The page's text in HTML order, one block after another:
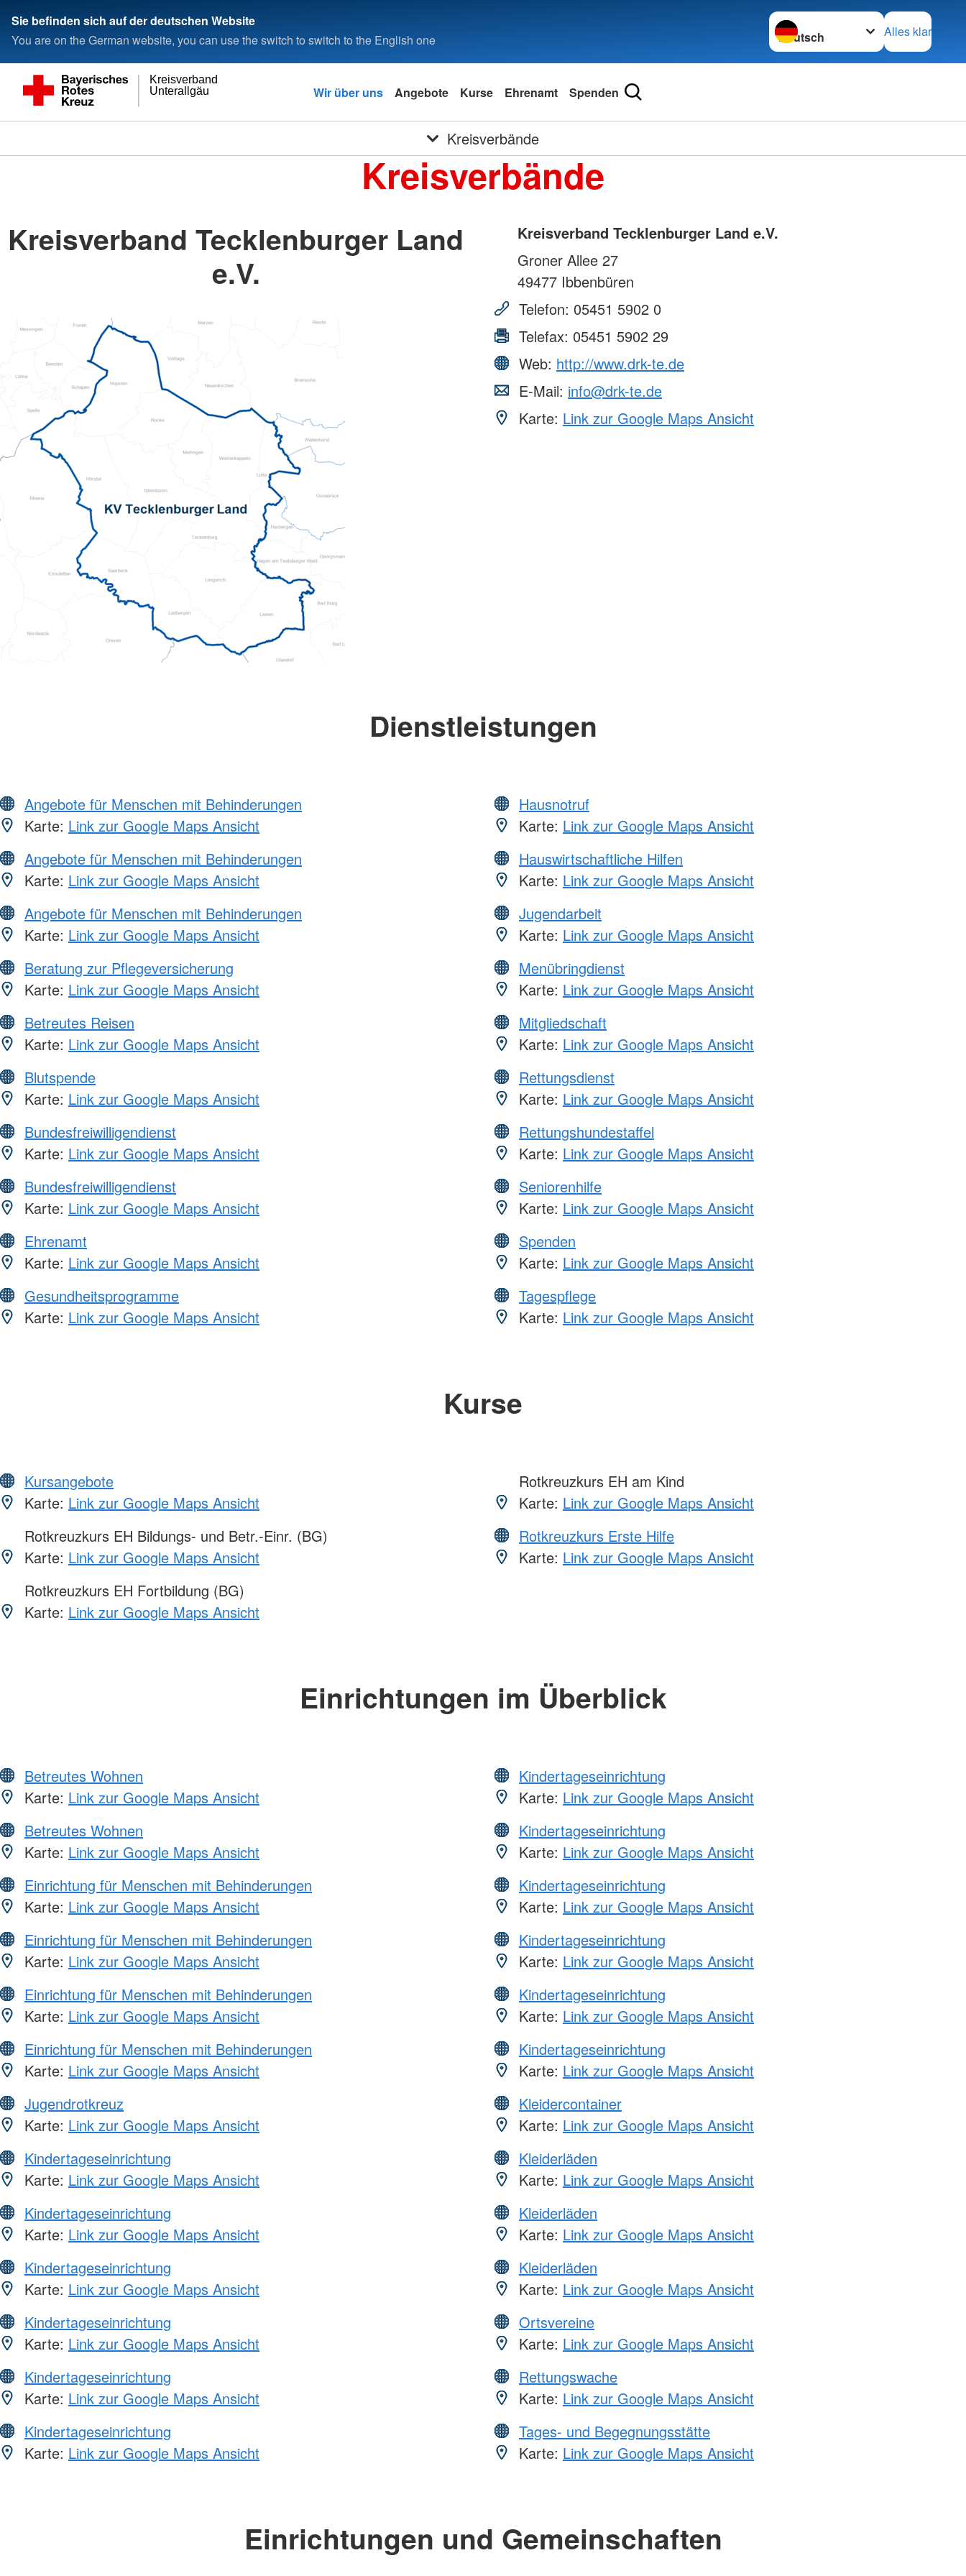
Sie befinden sich auf der deutschen Website
You are on the German website, you can use the switch to switch to the English one
Sprache wechseln zu
Alles klar
Unterallgäu
Kreisverband
Wir über uns Angebote Kurse Ehrenamt Spenden
Kreisverbände
Kreisverbände
Kreisverband Tecklenburger Land
e.V.
Kreisverband Tecklenburger Land e.V.
Groner Allee 27
49477 Ibbenbüren
Telefon: 05451 5902 0
Telefax: 05451 5902 29
Web: http://www.drk-te.de
E-Mail: info@drk-te.de
Karte: Link zur Google Maps Ansicht
Dienstleistungen
Angebote für Menschen mit Behinderungen
Karte: Link zur Google Maps Ansicht
Angebote für Menschen mit Behinderungen
Karte: Link zur Google Maps Ansicht
Angebote für Menschen mit Behinderungen
Karte: Link zur Google Maps Ansicht
Beratung zur Pflegeversicherung
Karte: Link zur Google Maps Ansicht
Betreutes Reisen
Karte: Link zur Google Maps Ansicht
Blutspende
Karte: Link zur Google Maps Ansicht
Bundesfreiwilligendienst
Karte: Link zur Google Maps Ansicht
Bundesfreiwilligendienst
Karte: Link zur Google Maps Ansicht
Ehrenamt
Karte: Link zur Google Maps Ansicht
Gesundheitsprogramme
Karte: Link zur Google Maps Ansicht
Hausnotruf
Karte: Link zur Google Maps Ansicht
Hauswirtschaftliche Hilfen
Karte: Link zur Google Maps Ansicht
Jugendarbeit
Karte: Link zur Google Maps Ansicht
Menübringdienst
Karte: Link zur Google Maps Ansicht
Mitgliedschaft
Karte: Link zur Google Maps Ansicht
Rettungsdienst
Karte: Link zur Google Maps Ansicht
Rettungshundestaffel
Karte: Link zur Google Maps Ansicht
Seniorenhilfe
Karte: Link zur Google Maps Ansicht
Spenden
Karte: Link zur Google Maps Ansicht
Tagespflege
Karte: Link zur Google Maps Ansicht
Kurse
Kursangebote
Karte: Link zur Google Maps Ansicht
Rotkreuzkurs EH Bildungs- und Betr.-Einr. (BG)
Karte: Link zur Google Maps Ansicht
Rotkreuzkurs EH Fortbildung (BG)
Karte: Link zur Google Maps Ansicht
Rotkreuzkurs EH am Kind
Karte: Link zur Google Maps Ansicht
Rotkreuzkurs Erste Hilfe
Karte: Link zur Google Maps Ansicht
Einrichtungen im Überblick
Betreutes Wohnen
Karte: Link zur Google Maps Ansicht
Betreutes Wohnen
Karte: Link zur Google Maps Ansicht
Einrichtung für Menschen mit Behinderungen
Karte: Link zur Google Maps Ansicht
Einrichtung für Menschen mit Behinderungen
Karte: Link zur Google Maps Ansicht
Einrichtung für Menschen mit Behinderungen
Karte: Link zur Google Maps Ansicht
Einrichtung für Menschen mit Behinderungen
Karte: Link zur Google Maps Ansicht
Jugendrotkreuz
Karte: Link zur Google Maps Ansicht
Kindertageseinrichtung
Karte: Link zur Google Maps Ansicht
Kindertageseinrichtung
Karte: Link zur Google Maps Ansicht
Kindertageseinrichtung
Karte: Link zur Google Maps Ansicht
Kindertageseinrichtung
Karte: Link zur Google Maps Ansicht
Kindertageseinrichtung
Karte: Link zur Google Maps Ansicht
Kindertageseinrichtung
Karte: Link zur Google Maps Ansicht
Kindertageseinrichtung
Karte: Link zur Google Maps Ansicht
Kindertageseinrichtung
Karte: Link zur Google Maps Ansicht
Kindertageseinrichtung
Karte: Link zur Google Maps Ansicht
Kindertageseinrichtung
Karte: Link zur Google Maps Ansicht
Kindertageseinrichtung
Karte: Link zur Google Maps Ansicht
Kindertageseinrichtung
Karte: Link zur Google Maps Ansicht
Kleidercontainer
Karte: Link zur Google Maps Ansicht
Kleiderläden
Karte: Link zur Google Maps Ansicht
Kleiderläden
Karte: Link zur Google Maps Ansicht
Kleiderläden
Karte: Link zur Google Maps Ansicht
Ortsvereine
Karte: Link zur Google Maps Ansicht
Rettungswache
Karte: Link zur Google Maps Ansicht
Tages- und Begegnungsstätte
Karte: Link zur Google Maps Ansicht
Einrichtungen und Gemeinschaften